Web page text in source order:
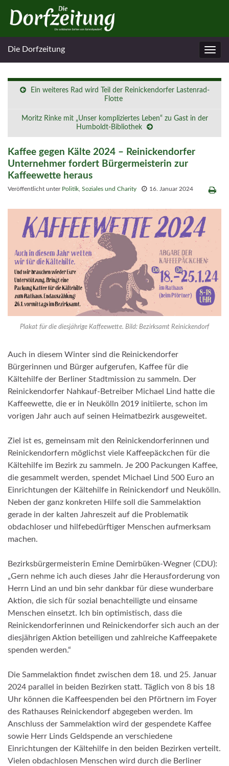
Die Dorfzeitung
Ein weiteres Rad wird Teil der Reinickendorfer Lastenrad-
Flotte
Moritz Rinke mit „Unser kompliziertes Leben“ zu Gast in der
Humboldt-Bibliothek
Kaffee gegen Kälte 2024 – Reinickendorfer
Unternehmer fordert Bürgermeisterin zur
Kaffeewette heraus
Veröffentlicht unter Politik Soziales und Charity 16. Januar 2024
Plakat für die diesjährige Kaffeewette. Bild: Bezirksamt Reinickendorf
Auch in diesem Winter sind die Reinickendorfer
Bürgerinnen und Bürger aufgerufen, Kaffee für die
Kältehilfe der Berliner Stadtmission zu sammeln. Der
Reinickendorfer Nahkauf-Betreiber Michael Lind hatte die
Kaffeewette, die er in Neukölln 2019 initiierte, schon im
vorigen Jahr auch auf seinen Heimatbezirk ausgeweitet.
Ziel ist es, gemeinsam mit den Reinickendorferinnen und
Reinickendorfern möglichst viele Kaffeepäckchen für die
Kältehilfe im Bezirk zu sammeln. Je 200 Packungen Kaffee,
die gesammelt werden, spendet Michael Lind 500 Euro an
Einrichtungen der Kältehilfe in Reinickendorf und Neukölln.
Neben der ganz konkreten Hilfe soll die Sammelaktion
gerade in der kalten Jahreszeit auf die Problematik
obdachloser und hilfebedürftiger Menschen aufmerksam
machen.
Bezirksbürgermeisterin Emine Demirbüken-Wegner (CDU):
„Gern nehme ich auch dieses Jahr die Herausforderung von
Herrn Lind an und bin sehr dankbar für diese wunderbare
Aktion, die sich für sozial benachteiligte und einsame
Menschen einsetzt. Ich bin optimistisch, dass die
Reinickendorferinnen und Reinickendorfer sich auch an der
diesjährigen Aktion beteiligen und zahlreiche Kaffeepakete
spenden werden.“
Die Sammelaktion findet zwischen dem 18. und 25. Januar
2024 parallel in beiden Bezirken statt. Täglich von 8 bis 18
Uhr können die Kaffeespenden bei den Pförtnern im Foyer
des Rathauses Reinickendorf abgegeben werden. Im
Anschluss der Sammelaktion wird der gespendete Kaffee
sowie Herr Linds Geldspende an verschiedene
Einrichtungen der Kältehilfe in den beiden Bezirken verteilt.
Vielen obdachlosen Menschen wird durch die Berliner